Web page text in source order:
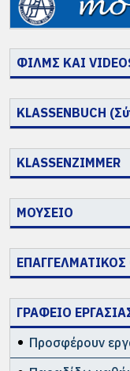
ΦΙΛΜΣ ΚΑΙ
KLASSENBUCH
KLASSENZIMMER
ΜΟΥΣΕΙΟ
ΓΡΑΦΕΙΟ
Προσφέρουν